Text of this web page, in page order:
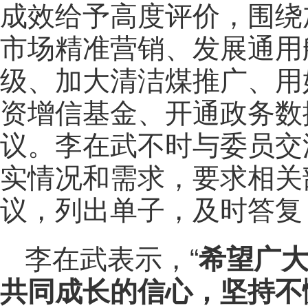
成效给予高度评价，围
市场精准营销、发展通
级、加大清洁煤推广、
资增信基金、开通政务
议。李在武不时与委员
实情况和需求，要求相
议，列出单子，及时答
李在武表示，“希望广
共同成长的信心，坚持